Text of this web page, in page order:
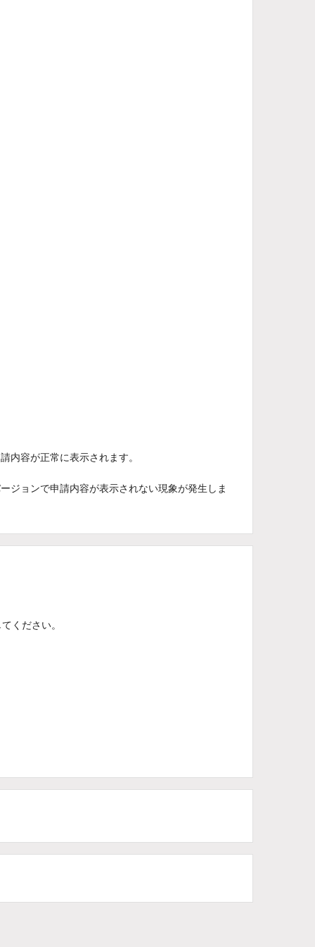
内容が正常に表示されます。
ジョンで申請内容が表示されない現象が発生しま
ください。